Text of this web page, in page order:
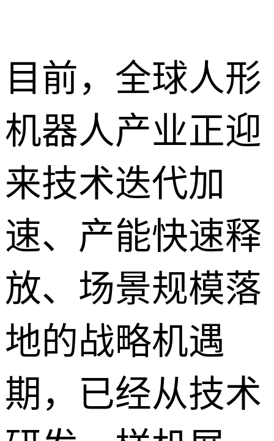
目前，全球人形
机器人产业正迎
来技术迭代加
速、产能快速释
放、场景规模落
地的战略机遇
期，已经从技术